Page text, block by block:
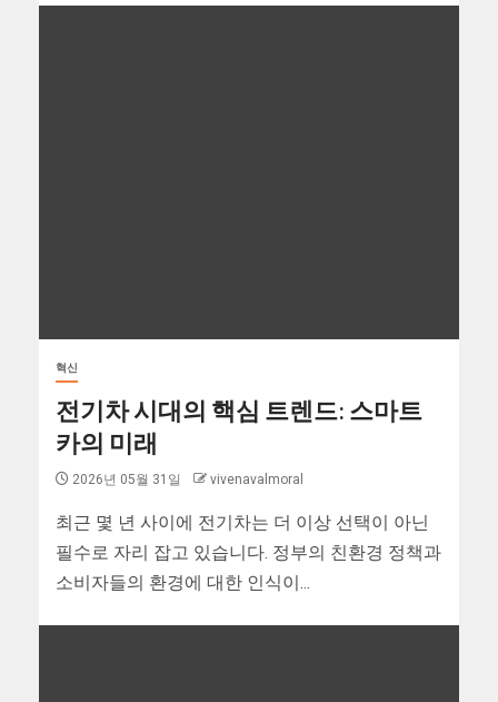
혁신
전기차 시대의 핵심 트렌드: 스마트
카의 미래
2026년 05월 31일 vivenavalmoral
최근 몇 년 사이에 전기차는 더 이상 선택이 아닌
필수로 자리 잡고 있습니다. 정부의 친환경 정책과
소비자들의 환경에 대한 인식이...